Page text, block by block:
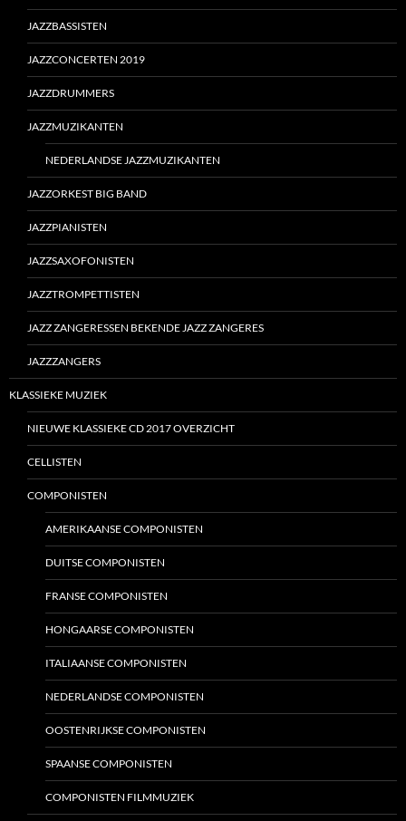
JAZZBASSISTEN
JAZZCONCERTEN 2019
JAZZDRUMMERS
JAZZMUZIKANTEN
NEDERLANDSE JAZZMUZIKANTEN
JAZZORKEST BIG BAND
JAZZPIANISTEN
JAZZSAXOFONISTEN
JAZZTROMPETTISTEN
JAZZ ZANGERESSEN BEKENDE JAZZ ZANGERES
JAZZZANGERS
KLASSIEKE MUZIEK
NIEUWE KLASSIEKE CD 2017 OVERZICHT
CELLISTEN
COMPONISTEN
AMERIKAANSE COMPONISTEN
DUITSE COMPONISTEN
FRANSE COMPONISTEN
HONGAARSE COMPONISTEN
ITALIAANSE COMPONISTEN
NEDERLANDSE COMPONISTEN
OOSTENRIJKSE COMPONISTEN
SPAANSE COMPONISTEN
COMPONISTEN FILMMUZIEK